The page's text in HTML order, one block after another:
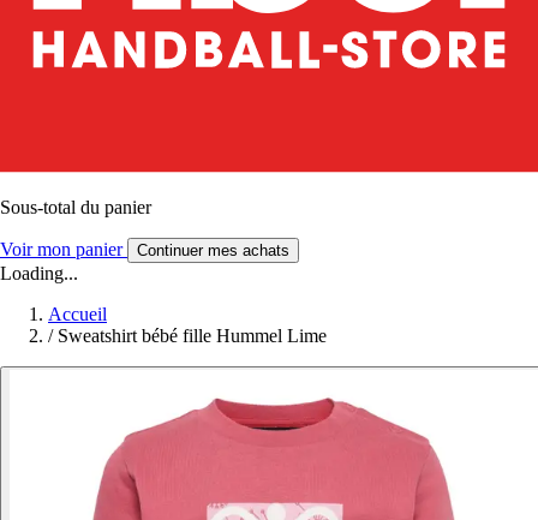
Sous-total du panier
Voir mon panier Continuer mes achats
Loading...
Accueil
/ Sweatshirt bébé fille Hummel Lime